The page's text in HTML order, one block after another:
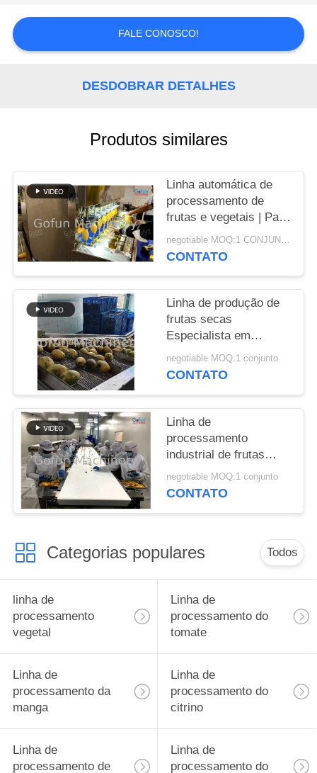
CONTACTE-
CASOS
PEÇA
UMAS
CITAÇÕES
MAPA
SITE
POLÍTICA
DE
PRIVACIDADE
FALE CONOSCO!
DESDOBRAR DETALHES
Produtos similares
Linha automática de
processamento de
frutas e vegetais | Para
frutas secas e frutas
em conserva de
negotiable MOQ:1 CONJUNTO
CONTATO
Linha de produção de
frutas secas
Especialista em
máquinas de
processamento de
negotiable MOQ:1 conjunto
CONTATO
Linha de
processamento
industrial de frutas
secas para fatias de
maçã de manga
negotiable MOQ:1 conjunto
CONTATO
Categorias populares Todos
linha de
processamento
vegetal
Linha de
processamento do
tomate
Linha de
processamento da
manga
Linha de
processamento do
citrino
Linha de
processamento de
Linha de
processamento do